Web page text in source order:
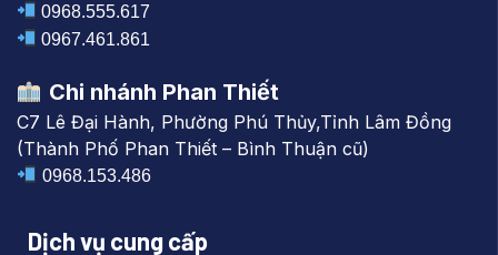
0968.555.617
0967.461.861
Chi nhánh Phan Thiết
C7 Lê Đại Hành, Phường Phú Thủy,Tỉnh Lâm Đồng
(Thành Phố Phan Thiết – Bình Thuận cũ)
0968.153.486
Dịch vụ cung cấp